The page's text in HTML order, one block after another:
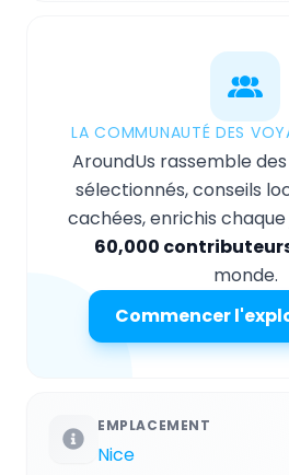
LA COMMUNAUTÉ DES
AroundUs rassemble
sélectionnés, conseils
cachées, enrichis
60,000
monde.
Commencer
EMPLACEMENT
Nice